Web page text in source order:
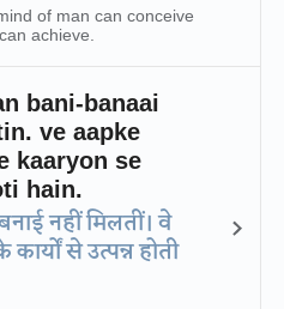
of man can conceive
achieve.
bani-banaai
ve aapke
kaaryon se
hain.
नहीं मिलतीं। वे
से उत्पन्न होती